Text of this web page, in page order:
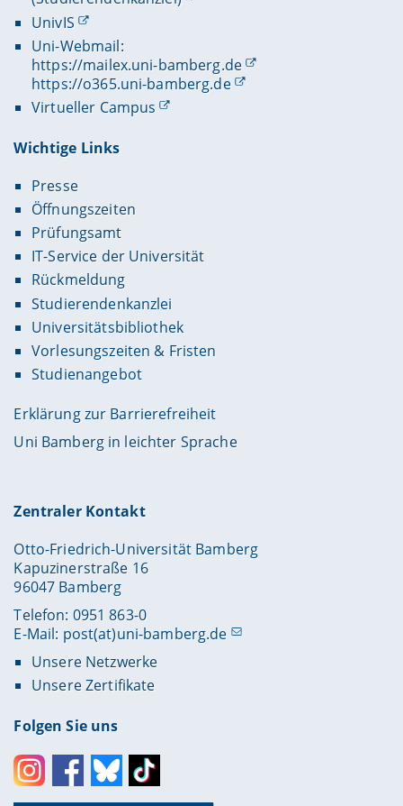
UnivIS
Uni-Webmail:
https://mailex.uni-bamberg.de
https://o365.uni-bamberg.de
Virtueller Campus
Wichtige Links
Presse
Öffnungszeiten
Prüfungsamt
IT-Service der Universität
Rückmeldung
Studierendenkanzlei
Universitätsbibliothek
Vorlesungszeiten & Fristen
Studienangebot
Erklärung zur Barrierefreiheit
Uni Bamberg in leichter Sprache
Zentraler Kontakt
Otto-Friedrich-Universität Bamberg
Kapuzinerstraße 16
96047 Bamberg
Telefon: 0951 863-0
E-Mail: post(at)uni-bamberg.de
Unsere Netzwerke
Unsere Zertifikate
Folgen Sie uns
InstagramFacebookBlueskyToktok